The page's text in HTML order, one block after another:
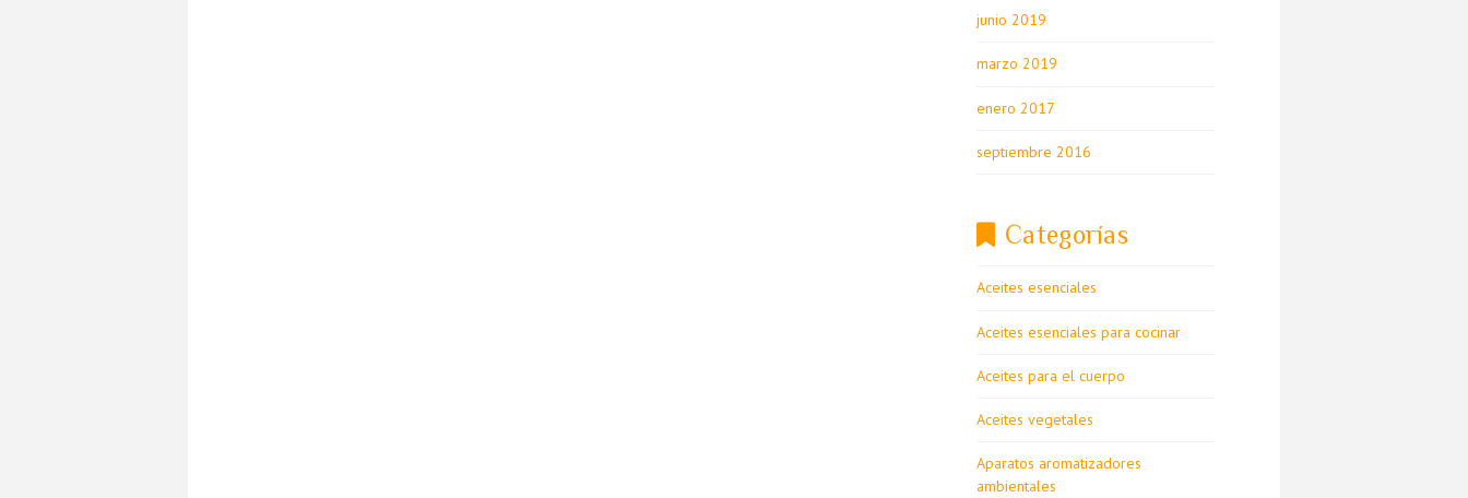
junio 2019
marzo 2019
enero 2017
septiembre 2016
Categorías
Aceites esenciales
Aceites esenciales para cocinar
Aceites para el cuerpo
Aceites vegetales
Aparatos aromatizadores
ambientales